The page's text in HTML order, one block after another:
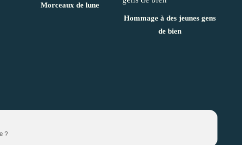
Morceaux de lune
Hommage à des jeunes gens
de bien
?